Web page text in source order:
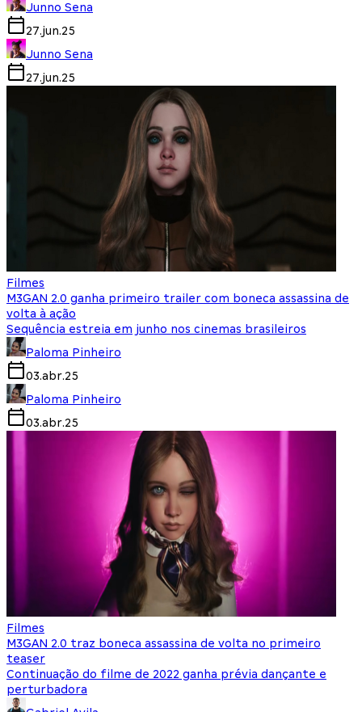
Junno Sena
27.jun.25
Junno Sena
27.jun.25
Filmes
M3GAN 2.0 ganha primeiro trailer com boneca assassina de
volta à ação
Sequência estreia em junho nos cinemas brasileiros
Paloma Pinheiro
03.abr.25
Paloma Pinheiro
03.abr.25
Filmes
M3GAN 2.0 traz boneca assassina de volta no primeiro
teaser
Continuação do filme de 2022 ganha prévia dançante e
perturbadora